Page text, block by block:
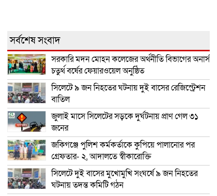
সর্বশেষ সংবাদ
সরকারি মদন মোহন কলেজের অর্থনীতি বিভাগের অনার্স
চতুর্থ বর্ষের ফেয়ারওয়েল অনুষ্ঠিত
সিলেটে ৯ জন নিহতের ঘটনায় দুই বাসের রেজিস্ট্রেশন
বাতিল
জুলাই মাসে সিলেটের সড়কে দুর্ঘটনায় প্রাণ গেল ৩১
জনের
জকিগঞ্জে পুলিশ কর্মকর্তাকে কুপিয়ে পালানোর পর
গ্রেফতার- ২, আদালতে স্বীকারোক্তি
সিলেটে দুই বাসের মুখোমুখি সংঘর্ষে ৯ জন নিহতের
ঘটনায় তদন্ত কমিটি গঠন